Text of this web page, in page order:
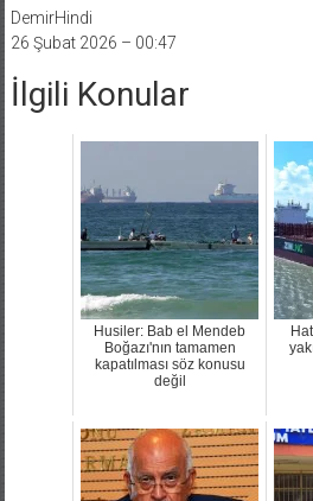
DemirHindi
26 Şubat 2026 – 00:47
İlgili Konular
Husiler: Bab el Mendeb
Boğazı'nın tamamen
kapatılması söz konusu
değil